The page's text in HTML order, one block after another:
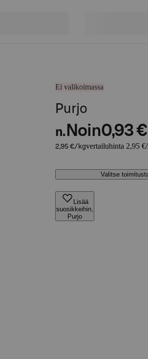
Ei valikoimassa
Purjo
n. Noin0,93 €
2,95 €/kgvertailuhinta 2,95
Valitse
Lisää
suosikkeihin,
Purjo